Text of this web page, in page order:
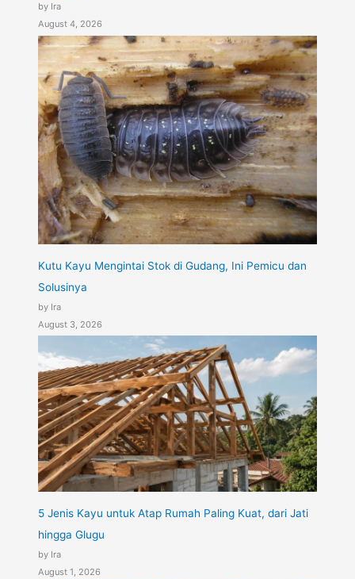
by Ira
August 4, 2026
Kutu Kayu Mengintai Stok di Gudang, Ini Pemicu dan
Solusinya
by Ira
August 3, 2026
5 Jenis Kayu untuk Atap Rumah Paling Kuat, dari Jati
hingga Glugu
by Ira
August 1, 2026